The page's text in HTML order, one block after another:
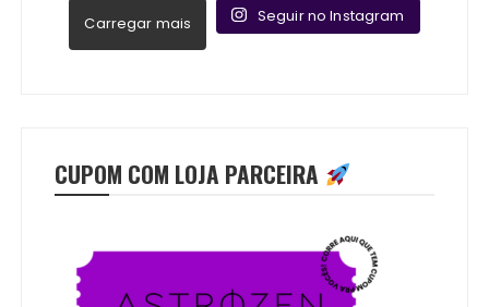
Carregar mais Seguir no Instagram
CUPOM COM LOJA PARCEIRA